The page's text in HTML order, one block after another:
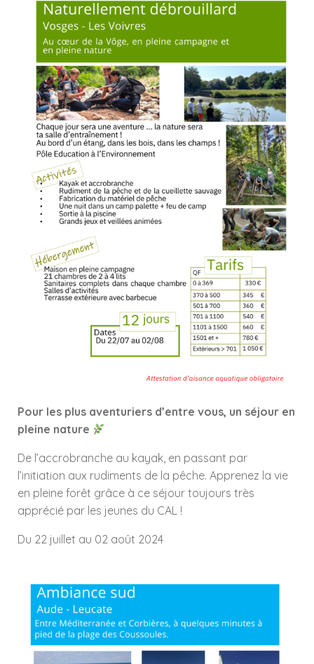
Pour les plus aventuriers d’entre vous, un séjour en
pleine nature
De l’accrobranche au kayak, en passant par
l’initiation aux rudiments de la pêche. Apprenez la vie
en pleine forêt grâce à ce séjour toujours très
apprécié par les jeunes du CAL !
Du 22 juillet au 02 août 2024